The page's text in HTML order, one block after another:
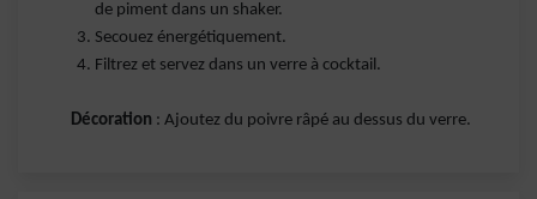
de piment dans un shaker.
Secouez énergétiquement.
Filtrez et servez dans un verre à cocktail.
Décoration : Ajoutez du poivre râpé au dessus du verre.